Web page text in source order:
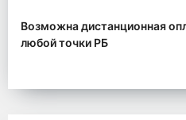
Возможна дистанционная
любой точки РБ